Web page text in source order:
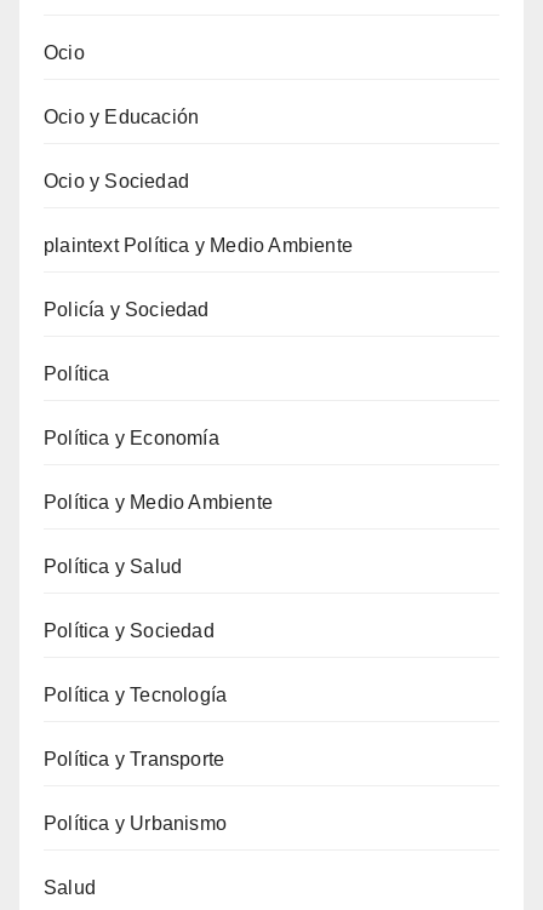
Ocio
Ocio y Educación
Ocio y Sociedad
plaintext Política y Medio Ambiente
Policía y Sociedad
Política
Política y Economía
Política y Medio Ambiente
Política y Salud
Política y Sociedad
Política y Tecnología
Política y Transporte
Política y Urbanismo
Salud